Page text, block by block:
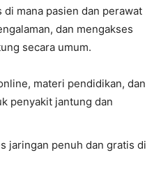
mana pasien dan perawat
dan mengakses
secara umum.
materi pendidikan, dan
penyakit jantung dan
jaringan penuh dan gratis di